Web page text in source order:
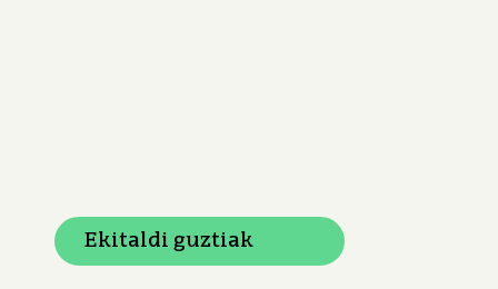
Ekitaldi guztiak